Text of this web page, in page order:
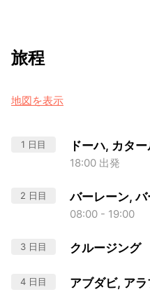
旅程
地図を表示
1 日目 ドーハ, カタ
18:00 出発
2 日目 バーレーン,
08:00 - 19:00
3 日目 クルージング
4 日目 アブダビ, ア